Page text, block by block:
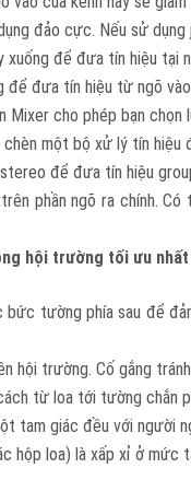
đảo cực. Nếu sử
xuống để đưa tín hiệu tại
để đưa tín hiệu từ ngõ
Mixer cho phép bạn
chèn một bộ xử lý tín hiệu
để đưa tín hiệu
phần ngõ ra chính.
hội trường tối ưu nhất
tường phía sau để
hội trường. Cố gắng
từ loa tới tường chắn
tam giác đều với người
hộp loa) là xấp xỉ ở mức